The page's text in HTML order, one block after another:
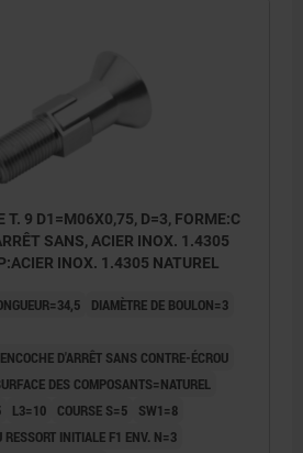
T. 9 D1=M06X0,75, D=3, FORME:C
SANS, ACIER INOX. 1.4305
INOX. 1.4305 NATUREL
DIAMÈTRE DE BOULON=3
D'ARRÊT SANS CONTRE-ÉCROU
DES COMPOSANTS=NATUREL
L3=10 COURSE S=5
SW1=8
RESSORT INITIALE F1 ENV. N=3